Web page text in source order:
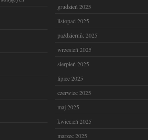
grudzień 2025
listopad 2025
październik 2025
wrzesień 2025
sierpień 2025
lipiec 2025
czerwiec 2025
maj 2025
kwiecień 2025
marzec 2025